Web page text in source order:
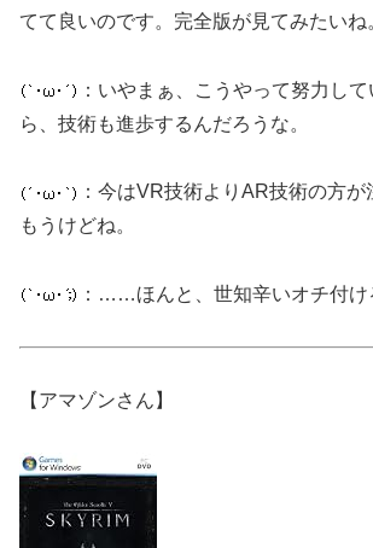
てて良いのです。完全版が見てみたいね
：いやまぁ、こうやって努力し
ら、技術も進歩するんだろうな。
：今はVR技術よりAR技術の方
もうけどね。
：……ほんと、世知辛いオチ付
【アマゾンさん】